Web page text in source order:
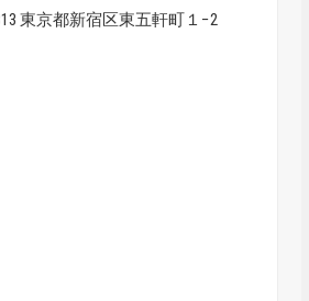
東京都新宿区東五軒町１−2